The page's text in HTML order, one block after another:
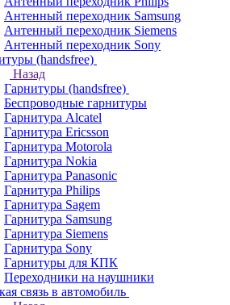
Антенный переходник Samsung
Антенный переходник Siemens
Антенный переходник Sony
(handsfree)
Назад
Гарнитуры (handsfree)
Беспроводные гарнитуры
Гарнитура Alcatel
Гарнитура Ericsson
Гарнитура Motorola
Гарнитура Nokia
Гарнитура Panasonic
Гарнитура Philips
Гарнитура Sagem
Гарнитура Samsung
Гарнитура Siemens
Гарнитура Sony
Гарнитуры для КПК
Переходники на наушники
связь в автомобиль